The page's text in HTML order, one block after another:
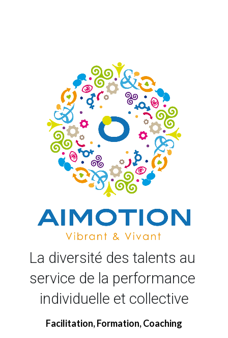
La diversité des talents au
service de la performance
individuelle et collective
Facilitation, Formation, Coaching